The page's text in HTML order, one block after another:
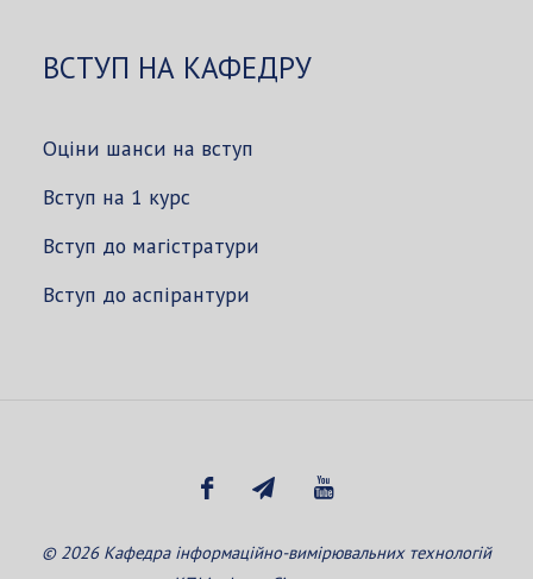
ВСТУП НА КАФЕДРУ
Оціни шанси на вступ
Вступ на 1 курс
Вступ до магістратури
Вступ до аспірантури
© 2026 Кафедра інформаційно-вимірювальних технологій